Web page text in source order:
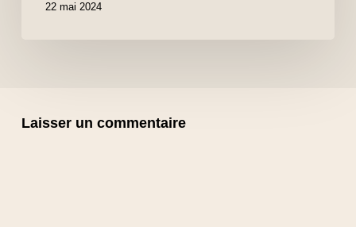
22 mai 2024
Laisser un commentaire